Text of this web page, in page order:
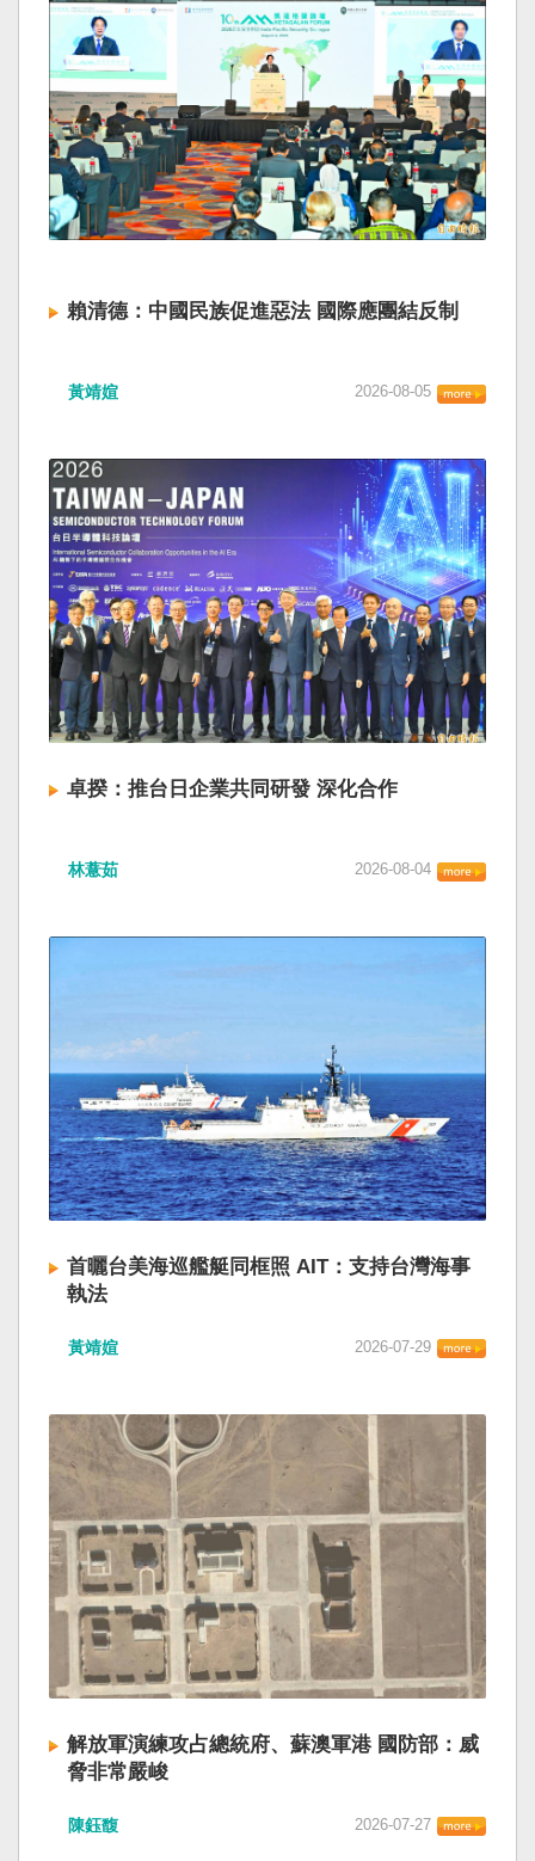
賴清德：中國民族促進惡法 國際應團結反制
黃靖媗 2026-08-05
卓揆：推台日企業共同研發 深化合作
林薏茹 2026-08-04
首曬台美海巡艦艇同框照 AIT：支持台灣海事
執法
黃靖媗 2026-07-29
解放軍演練攻占總統府、蘇澳軍港 國防部：威
脅非常嚴峻
陳鈺馥 2026-07-27